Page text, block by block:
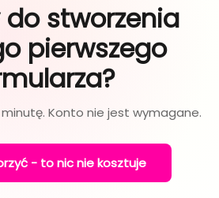
stworzenia
pierwszego
Konto nie jest wymagane.
- to nic nie kosztuje